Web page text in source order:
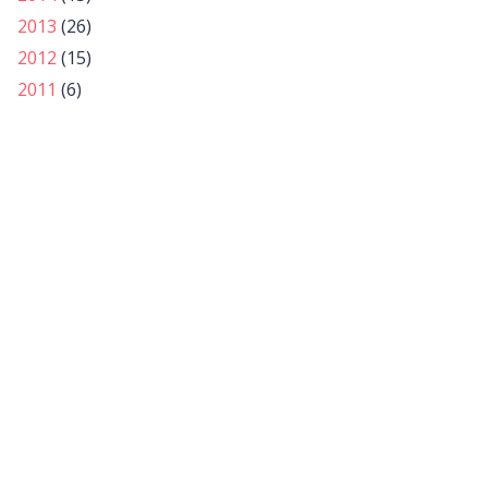
2013 (26)
2012 (15)
2011 (6)